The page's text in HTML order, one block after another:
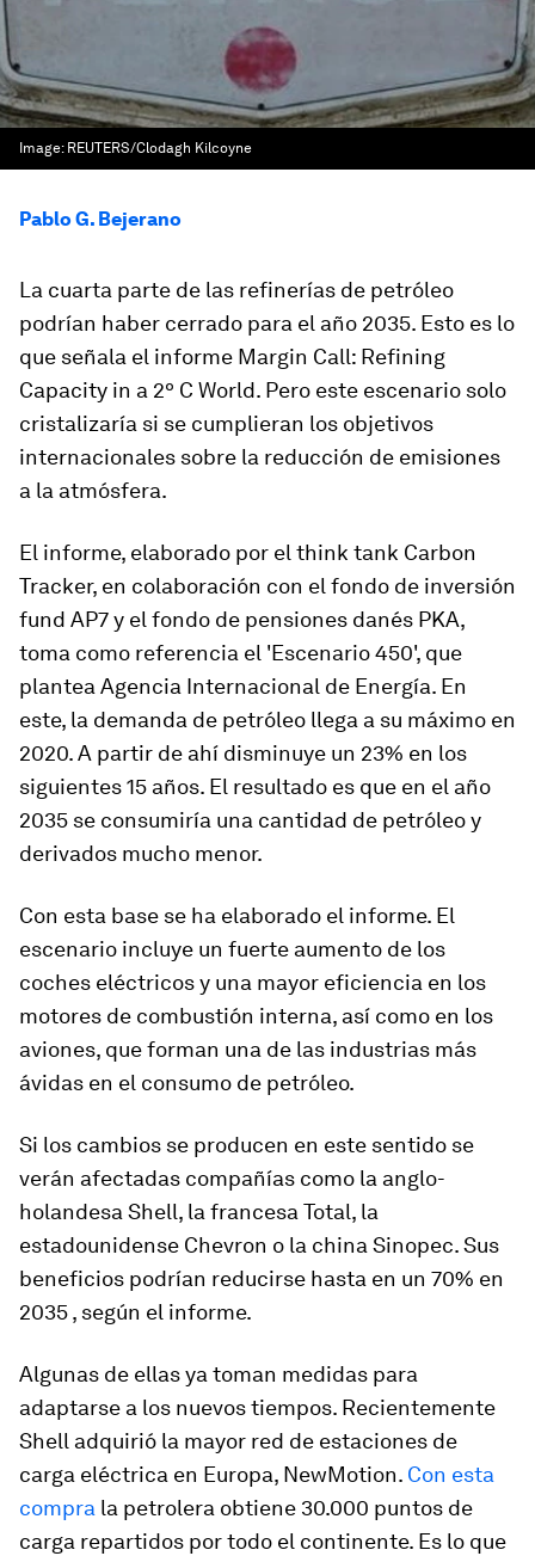
Image: REUTERS/Clodagh Kilcoyne
Pablo G. Bejerano
La cuarta parte de las refinerías de petróleo
podrían haber cerrado para el año 2035. Esto es lo
que señala el informe Margin Call: Refining
Capacity in a 2º C World. Pero este escenario solo
cristalizaría si se cumplieran los objetivos
internacionales sobre la reducción de emisiones
a la atmósfera.
El informe, elaborado por el think tank Carbon
Tracker, en colaboración con el fondo de inversión
fund AP7 y el fondo de pensiones danés PKA,
toma como referencia el 'Escenario 450', que
plantea Agencia Internacional de Energía. En
este, la demanda de petróleo llega a su máximo en
2020. A partir de ahí disminuye un 23% en los
siguientes 15 años. El resultado es que en el año
2035 se consumiría una cantidad de petróleo y
derivados mucho menor.
Con esta base se ha elaborado el informe. El
escenario incluye un fuerte aumento de los
coches eléctricos y una mayor eficiencia en los
motores de combustión interna, así como en los
aviones, que forman una de las industrias más
ávidas en el consumo de petróleo.
Si los cambios se producen en este sentido se
verán afectadas compañías como la anglo-
holandesa Shell, la francesa Total, la
estadounidense Chevron o la china Sinopec. Sus
beneficios podrían reducirse hasta en un 70% en
2035 , según el informe.
Algunas de ellas ya toman medidas para
adaptarse a los nuevos tiempos. Recientemente
Shell adquirió la mayor red de estaciones de
carga eléctrica en Europa, NewMotion. Con esta
compra la petrolera obtiene 30.000 puntos de
carga repartidos por todo el continente. Es lo que